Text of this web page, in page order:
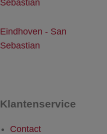
Sebastian
Eindhoven - San
Sebastian
Klantenservice
Contact